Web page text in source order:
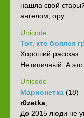
нашла свой
ангелом, ору
Unicode
Тот, кто боялся
Хороший рассказ
Нетипичный. А
Unicode
Марионетка (18)
r0zetka
До 2015 люди не